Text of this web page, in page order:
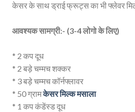
केसर के साथ ड्राई फ्रूट्स का भी फ्लेवर
आवश्यक सामग्री:- (3-4 लोगो के लिए)
* 2 कप दूध
* 2 बड़े चम्मच शक्कर
* 3 बड़े चम्मच कॉर्नफ्लावर
* 50 ग्रामकेसर मिल्क मसाला
* 1 कप कंडेंस्ड दूध